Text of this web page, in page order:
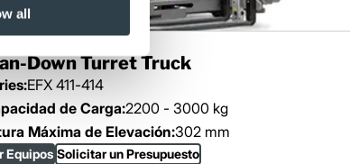
all
Down Turret Truck
EFX 411-414
de Carga:2200 - 3000 kg
Máxima de Elevación:302 mm
Equipos Solicitar un Presupuesto